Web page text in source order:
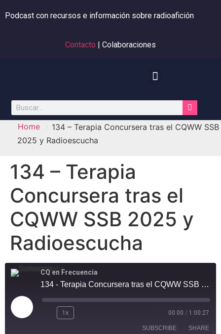
Podcast con recursos e información sobre radioafición
Contacto | Colaboraciones
Home
134 – Terapia Concursera tras el CQWW SSB
2025 y Radioescucha
134 – Terapia
Concursera tras el
CQWW SSB 2025 y
Radioescucha
CQ en Frecuencia
134 - Terapia Concursera tras el CQWW SSB 2025 y Radioescucha
1x 00:00 / 1:00:27
SUBSCRIBE SHARE